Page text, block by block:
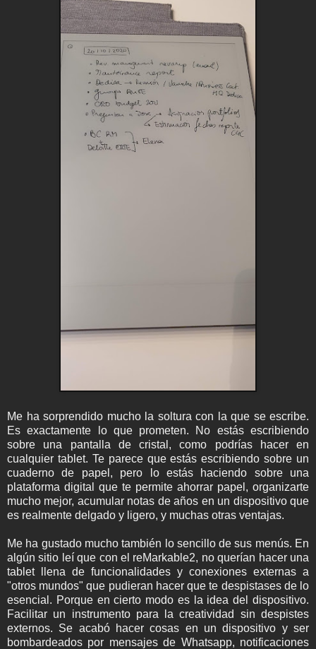
Me ha sorprendido mucho la soltura con la que se escribe.
Es exactamente lo que prometen. No estás escribiendo
sobre una pantalla de cristal, como podrías hacer en
cualquier tablet. Te parece que estás escribiendo sobre un
cuaderno de papel, pero lo estás haciendo sobre una
plataforma digital que te permite ahorrar papel, organizarte
mucho mejor, acumular notas de años en un dispositivo que
es realmente delgado y ligero, y muchas otras ventajas.
Me ha gustado mucho también lo sencillo de sus menús. En
algún sitio leí que con el reMarkable2, no querían hacer una
tablet llena de funcionalidades y conexiones externas a
"otros mundos" que pudieran hacer que te despistases de lo
esencial. Porque en cierto modo es la idea del dispositivo.
Facilitar un instrumento para la creatividad sin despistes
externos. Se acabó hacer cosas en un dispositivo y ser
bombardeados por mensajes de Whatsapp, notificaciones